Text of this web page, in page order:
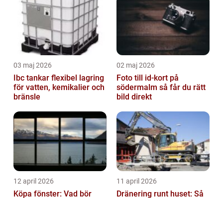
03 maj 2026
Ibc tankar flexibel lagring
för vatten, kemikalier och
bränsle
02 maj 2026
Foto till id-kort på
södermalm så får du rätt
bild direkt
12 april 2026
Köpa fönster: Vad bör
11 april 2026
Dränering runt huset: Så